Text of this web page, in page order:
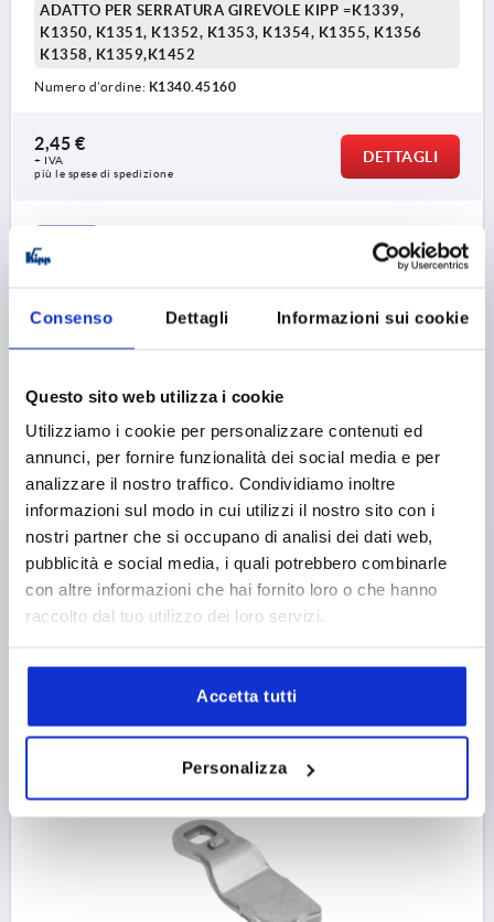
Consenso Dettagli Informazioni sui cookie
Questo sito web utilizza i cookie
Utilizziamo i cookie per personalizzare contenuti ed
annunci, per fornire funzionalità dei social media e per
analizzare il nostro traffico. Condividiamo inoltre
informazioni sul modo in cui utilizzi il nostro sito con i
nostri partner che si occupano di analisi dei dati web,
pubblicità e social media, i quali potrebbero combinarle
con altre informazioni che hai fornito loro o che hanno
raccolto dal tuo utilizzo dei loro servizi.
Accetta tutti
Personalizza
ADATTO PER SERRATURA GIREVOLE KIPP =K1339,
K1350, K1351, K1352, K1353, K1354, K1355, K1356
K1358, K1359,K1452
Numero d’ordine: K1340.45160
2,45 €
+ IVA
più le spese di spedizione
DETTAGLI
LINGUETTA CON BATTUTA, DRITTO L=45 A bei H 18=18,
VERSIONE 1=CON BATTUTA
VERSIONE 2=DRITTO
LARGHEZZA=19
B1=8,1 18=18 30=30 36=36
40=40
50=50
60=60
LUNGHEZZA LINGUETTA=45
ADATTO PER SERRATURA GIREVOLE KIPP =K1339,
K1350, K1351, K1352, K1353, K1354, K1355, K1356
K1358, K1359,K1452
più le spese di spedizione
K1340